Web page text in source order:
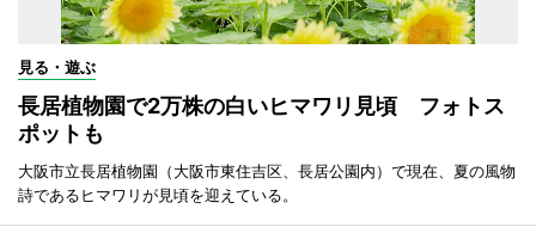
見る・遊ぶ
長居植物園で2万株の白いヒマワリ見頃 フォトス
ポットも
大阪市立長居植物園（大阪市東住吉区、長居公園内）で現在、夏の風物
詩であるヒマワリが見頃を迎えている。